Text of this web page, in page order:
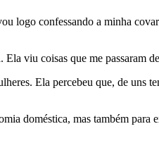
logo confessando a minha
viu coisas que me passaram
Ela percebeu que, de uns
doméstica, mas também